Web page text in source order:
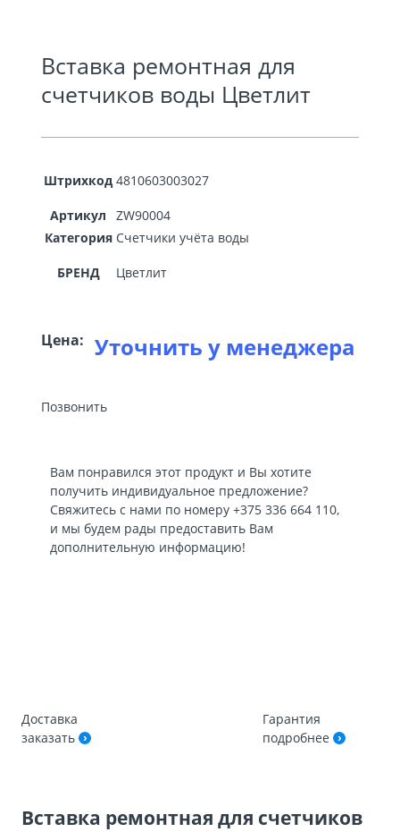
Вставка ремонтная для
счетчиков воды Цветлит
Штрихкод 4810603003027
Артикул
ZW90004
Категория Счетчики учёта воды
БРЕНД Цветлит
Цена: Уточнить у менеджера
Позвонить
Вам понравился этот продукт и Вы хотите
получить индивидуальное предложение?
Свяжитесь с нами по номеру +375 336 664 110,
и мы будем рады предоставить Вам
дополнительную информацию!
Доставка
заказать
Гарантия
подробнее
Вставка ремонтная для счетчиков